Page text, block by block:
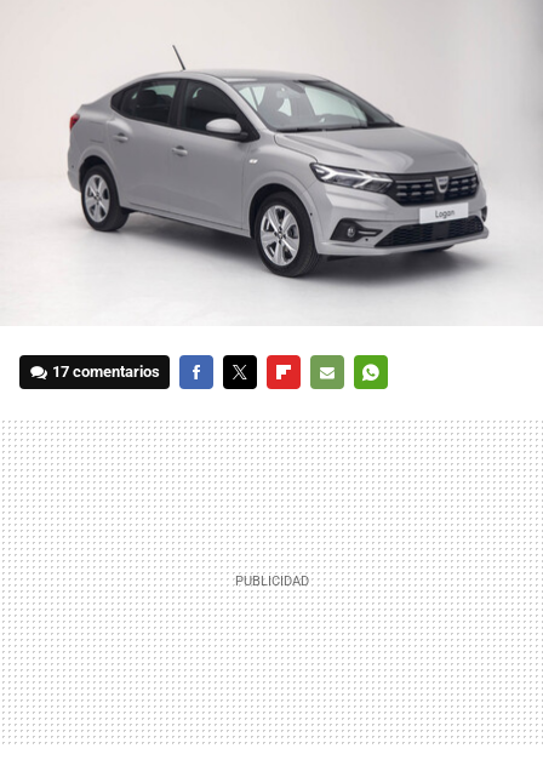
17 comentarios
MAIL